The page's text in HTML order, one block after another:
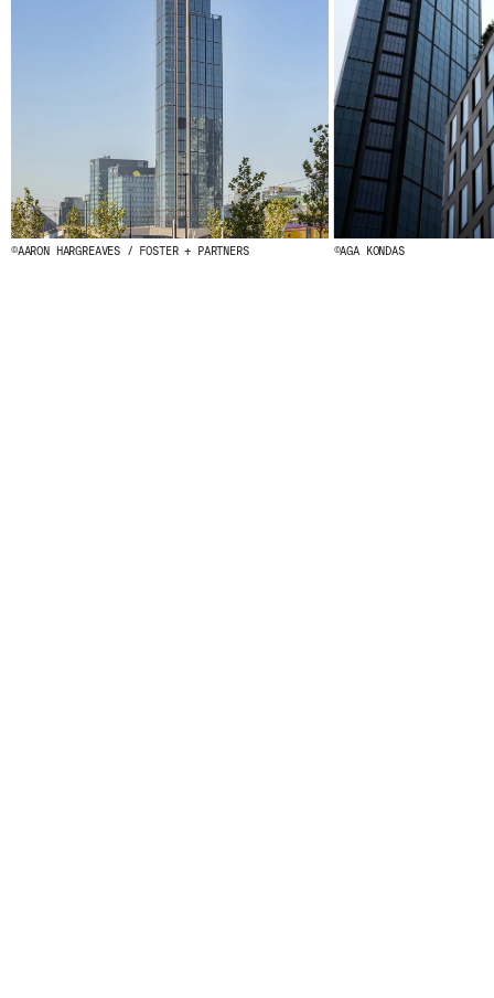
©AARON HARGREAVES / FOSTER + PARTNERS ©AGA KONDAS
© 2026 ESCOFET 1886 S.A.